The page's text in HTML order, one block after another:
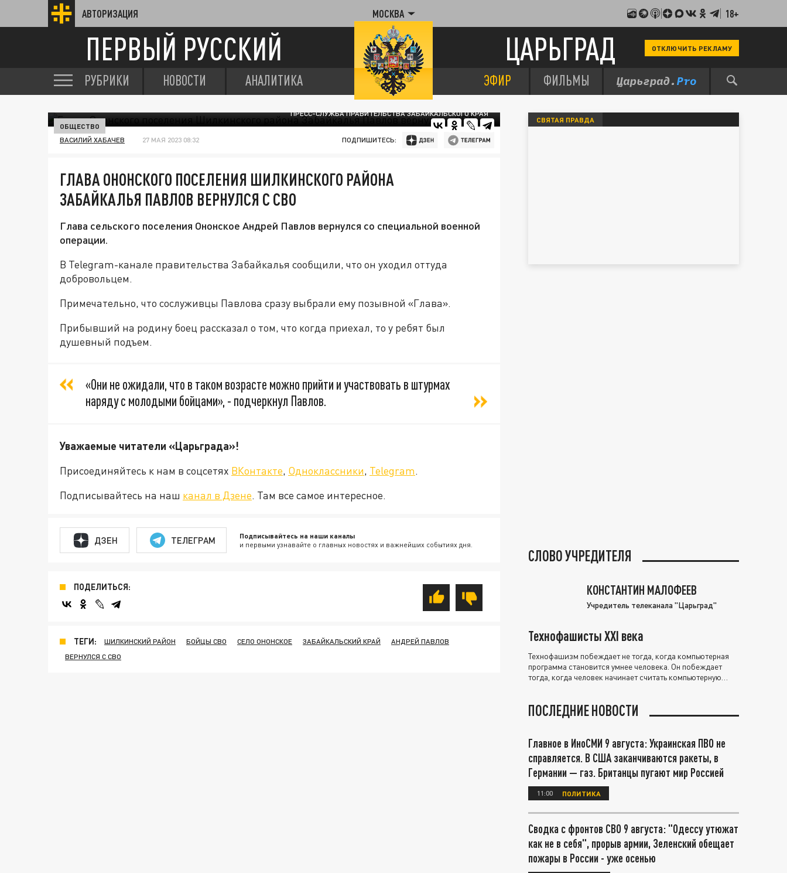
АВТОРИЗАЦИЯ МОСКВА 18+
ПЕРВЫЙ РУССКИЙ ЦАРЬГРАД ОТКЛЮЧИТЬ РЕКЛАМУ
РУБРИКИ НОВОСТИ АНАЛИТИКА ЭФИР ФИЛЬМЫ
ПРЕСС-СЛУЖБА ПРАВИТЕЛЬСТВА ЗАБАЙКАЛЬСКОГО КРАЯ
ОБЩЕСТВО
ВАСИЛИЙ ХАБАЧЕВ 27 МАЯ 2023 08:32 ПОДПИШИТЕСЬ:
ГЛАВА ОНОНСКОГО ПОСЕЛЕНИЯ ШИЛКИНСКОГО РАЙОНА
ЗАБАЙКАЛЬЯ ПАВЛОВ ВЕРНУЛСЯ С СВО
Глава сельского поселения Ононское Андрей Павлов вернулся со специальной военной
операции.
В Telegram-канале правительства Забайкалья сообщили, что он уходил оттуда
добровольцем.
Примечательно, что сослуживцы Павлова сразу выбрали ему позывной «Глава».
Прибывший на родину боец рассказал о том, что когда приехал, то у ребят был
душевный подъем.
«Они не ожидали, что в таком возрасте можно прийти и участвовать в штурмах
наряду с молодыми бойцами», - подчеркнул Павлов.
Уважаемые читатели «Царьграда»!
Присоединяйтесь к нам в соцсетях ВКонтакте, Одноклассники, Telegram.
Подписывайтесь на наш канал в Дзене. Там все самое интересное.
ДЗЕН ТЕЛЕГРАМ Подписывайтесь на наши каналы
и первыми узнавайте о главных новостях и важнейших событиях дня.
ПОДЕЛИТЬСЯ:
ТЕГИ: ШИЛКИНСКИЙ РАЙОН БОЙЦЫ СВО СЕЛО ОНОНСКОЕ ЗАБАЙКАЛЬСКИЙ КРАЙ
АНДРЕЙ ПАВЛОВ
ВЕРНУЛСЯ С СВО
СВЯТАЯ ПРАВДА
СЛОВО УЧРЕДИТЕЛЯ
КОНСТАНТИН МАЛОФЕЕВ
Учредитель телеканала "Царьград"
Технофашисты XXI века
Технофашизм побеждает не тогда, когда компьютерная
программа становится умнее человека. Он побеждает
тогда, когда человек начинает считать компьютерную
ПОСЛЕДНИЕ НОВОСТИ
Главное в ИноСМИ 9 августа: Украинская ПВО не
справляется. В США заканчиваются ракеты, в
Германии — газ. Британцы пугают мир Россией
11:00 ПОЛИТИКА
Сводка с фронтов СВО 9 августа: "Одессу утюжат
как не в себя", прорыв армии, Зеленский обещает
пожары в России - уже осенью